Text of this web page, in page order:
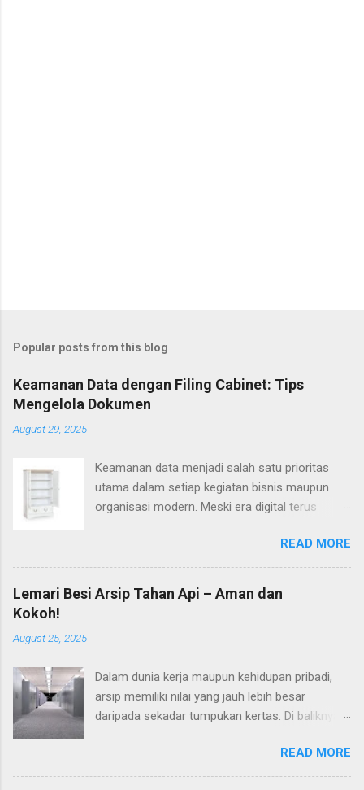
Popular posts from this blog
Keamanan Data dengan Filing Cabinet: Tips
Mengelola Dokumen
August 29, 2025
Keamanan data menjadi salah satu prioritas
utama dalam setiap kegiatan bisnis maupun
organisasi modern. Meski era digital terus
memiliki peran yang penting. Banyak dokumen
sensitif, mulai dari kontrak, catatan keuangan,
hingga informasi personal, yang harus dikelola
secara aman. Di sinilah keamanan data dengan
integral dari sistem keamanan arsip
perusahaan. Tidak sedikit organisasi yang
masih mengandalkan cara manual ini karena
besar hingga kantor kecil seringkali menghadapi
kendala terkait manajemen arsip. Dokumen
READ MORE
Lemari Besi Arsip Tahan Api – Aman dan
Kokoh!
August 25, 2025
Dalam dunia kerja maupun kehidupan pribadi,
arsip memiliki nilai yang jauh lebih besar
daripada sekadar tumpukan kertas. Di baliknya
hingga catatan penting yang bisa menentukan
arah bisnis dan keputusan besar. Namun,
READ MORE